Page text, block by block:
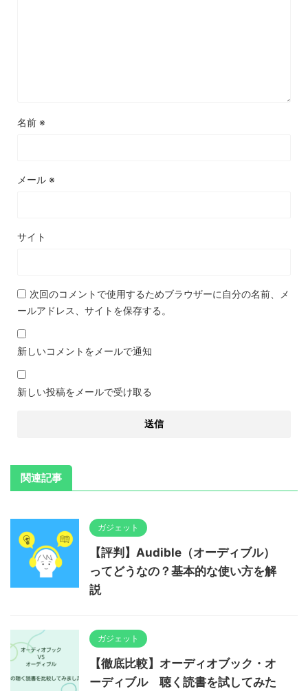
名前 ※
メール ※
サイト
次回のコメントで使用するためブラウザーに自分の名前、メ
ールアドレス、サイトを保存する。
新しいコメントをメールで通知
新しい投稿をメールで受け取る
関連記事
ガジェット
【評判】Audible（オーディブル）
ってどうなの？基本的な使い方を解
説
ガジェット
【徹底比較】オーディオブック・オ
ーディブル 聴く読書を試してみた